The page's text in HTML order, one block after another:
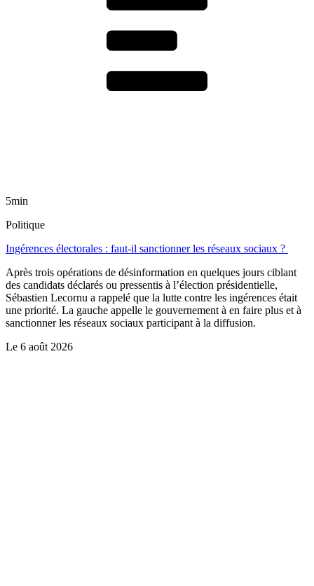
5min
Politique
Ingérences électorales : faut-il sanctionner les réseaux sociaux ?
Après trois opérations de désinformation en quelques jours ciblant
des candidats déclarés ou pressentis à l’élection présidentielle,
Sébastien Lecornu a rappelé que la lutte contre les ingérences était
une priorité. La gauche appelle le gouvernement à en faire plus et à
sanctionner les réseaux sociaux participant à la diffusion.
Le 6 août 2026